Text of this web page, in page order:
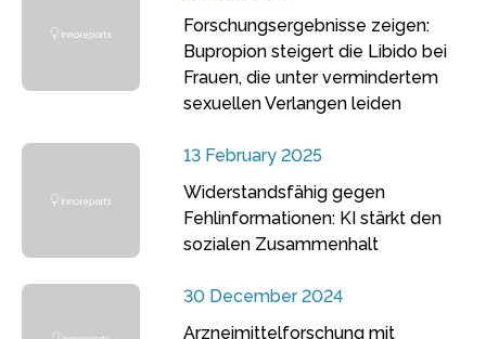
Forschungsergebnisse zeigen:
Bupropion steigert die Libido bei
Frauen, die unter vermindertem
sexuellen Verlangen leiden
13 February 2025
Widerstandsfähig gegen
Fehlinformationen: KI stärkt den
sozialen Zusammenhalt
30 December 2024
Arzneimittelforschung mit